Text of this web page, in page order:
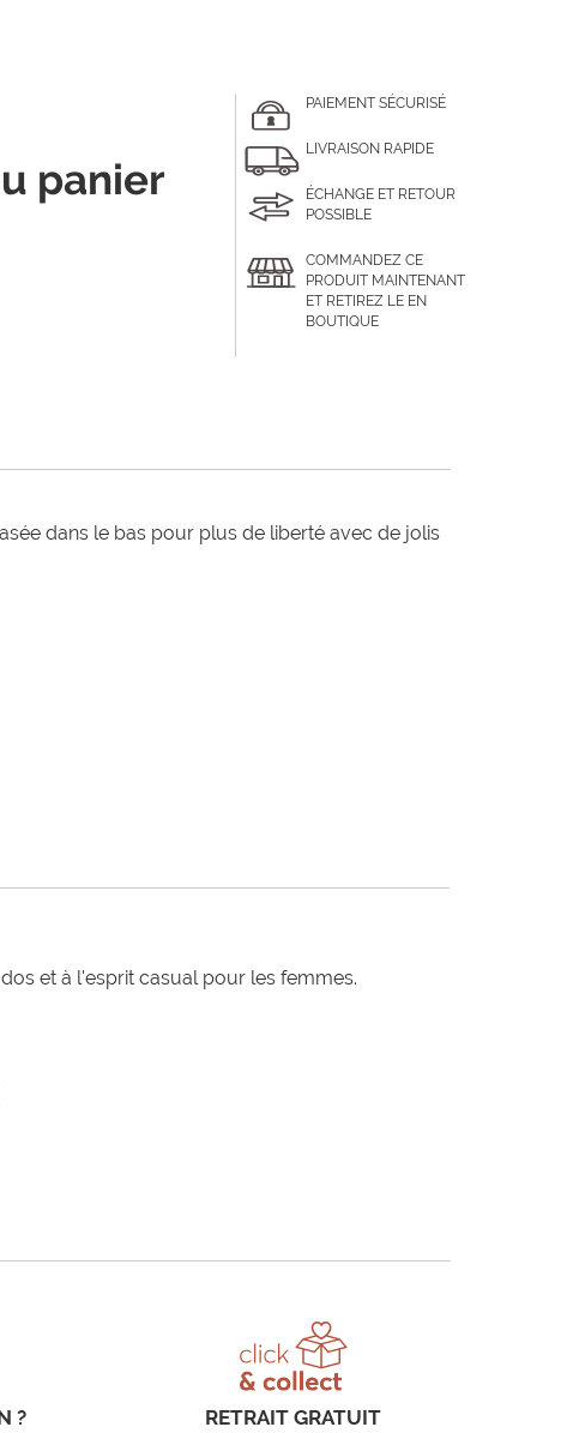
panier
PAIEMENT SÉCURISÉ
LIVRAISON RAPIDE
ÉCHANGE ET RETOUR
POSSIBLE
COMMANDEZ CE
PRODUIT MAINTENANT
ET RETIREZ LE EN
BOUTIQUE
dans le bas pour plus de liberté avec de jolis
et à l'esprit casual pour les femmes.
?
RETRAIT GRATUIT